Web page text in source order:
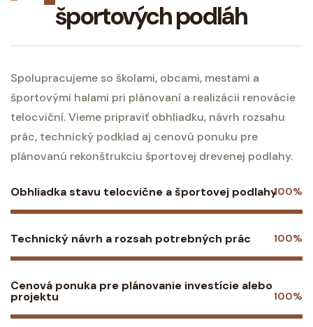
športových podláh
Spolupracujeme so školami, obcami, mestami a
športovými halami pri plánovaní a realizácii renovácie
telocviční. Vieme pripraviť obhliadku, návrh rozsahu
prác, technický podklad aj cenovú ponuku pre
plánovanú rekonštrukciu športovej drevenej podlahy.
Obhliadka stavu telocvične a športovej podlahy100%
Technický návrh a rozsah potrebných prác 100%
Cenová ponuka pre plánovanie investície alebo
projektu 100%